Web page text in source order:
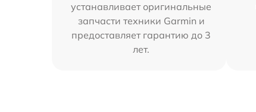
устанавливает оригинальные
запчасти техники Garmin и
предоставляет гарантию до 3
лет.